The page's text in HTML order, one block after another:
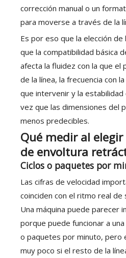
corrección manual o un
para moverse a través de la
Es por eso que la elección de
que la compatibilidad básica
afecta la fluidez con la que el
de la línea, la frecuencia con
que intervenir y la
vez que las dimensiones del
menos predecibles.
Qué medir al
de envoltura
Ciclos o paquetes por
Las cifras de velocidad
coinciden con el ritmo real de
Una máquina puede parecer
porque puede funcionar a
o paquetes por minuto, pero
muy poco si el resto de la